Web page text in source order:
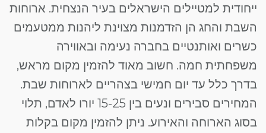
ייחודית למטיילים הישראלים בעיר הנצחית. ארוחות
השבת והחג הן הזדמנות מצוינת ליהנות ממטעמים
כשרים ואותנטיים בחברה נעימה ובאווירה
משפחתית חמה. חשוב מאוד להזמין מקום מראש,
בדרך כלל עד יום חמישי בצהריים לארוחות שבת.
המחירים סבירים ונעים בין 15-25 יורו לאדם, תלוי
בסוג הארוחה והאירוע. ניתן להזמין מקום בקלות